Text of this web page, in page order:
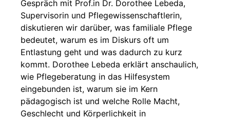
Gespräch mit Prof.in Dr. Dorothee Lebeda,
Supervisorin und Pflegewissenschaftlerin,
diskutieren wir darüber, was familiale Pflege
bedeutet, warum es im Diskurs oft um
Entlastung geht und was dadurch zu kurz
kommt. Dorothee Lebeda erklärt anschaulich,
wie Pflegeberatung in das Hilfesystem
eingebunden ist, warum sie im Kern
pädagogisch ist und welche Rolle Macht,
Geschlecht und Körperlichkeit in